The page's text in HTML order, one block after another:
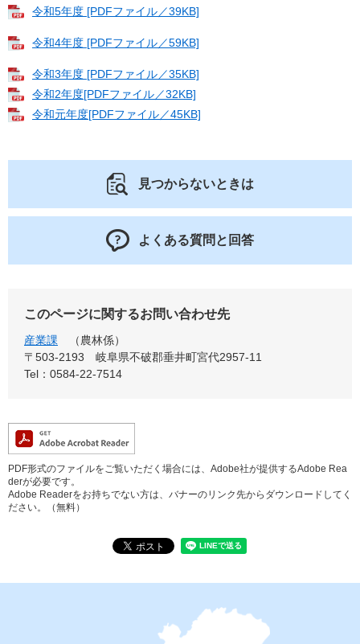
令和5年度 [PDFファイル／39KB]
令和4年度 [PDFファイル／59KB]
令和3年度 [PDFファイル／35KB]
令和2年度[PDFファイル／32KB]
令和元年度[PDFファイル／45KB]
見つからないときは
よくある質問と回答
このページに関するお問い合わせ先
産業課
農林係
〒503-2193
岐阜県不破郡垂井町宮代2957-11
Tel：0584-22-7514
PDF形式のファイルをご覧いただく場合には、Adobe社が提供するAdobe Rea
derが必要です。
Adobe Readerをお持ちでない方は、バナーのリンク先からダウンロードしてく
ださい。（無料）